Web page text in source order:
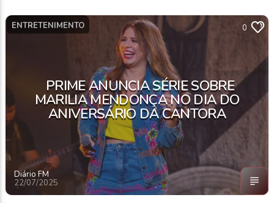
ENTRETENIMENTO 0
PRIME ANUNCIA SÉRIE SOBRE
MARILIA MENDONÇA NO DIA DO
ANIVERSÁRIO DA CANTORA
Diário FM
22/07/2025